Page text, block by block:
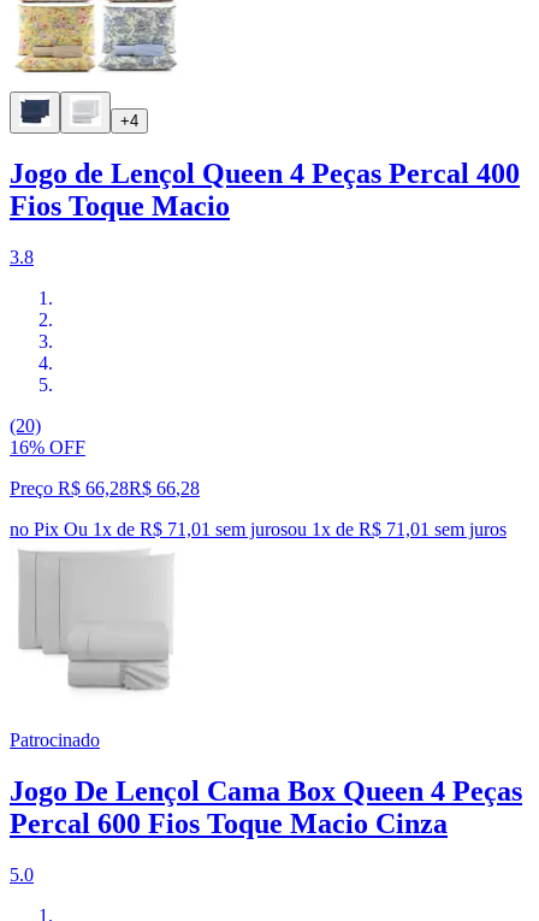
+4
Jogo de Lençol Queen 4 Peças Percal 400
Fios Toque Macio
3.8
(20)
16% OFF
Preço R$ 66,28R$ 66,28
no Pix Ou 1x de R$ 71,01 sem jurosou 1x de R$ 71,01 sem juros
Patrocinado
Jogo De Lençol Cama Box Queen 4 Peças
Percal 600 Fios Toque Macio Cinza
5.0